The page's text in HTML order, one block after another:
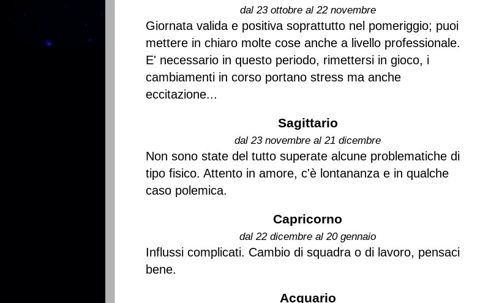
dal 23 ottobre al 22 novembre
Giornata valida e positiva soprattutto nel pomeriggio; puoi
mettere in chiaro molte cose anche a livello professionale.
E' necessario in questo periodo, rimettersi in gioco, i
cambiamenti in corso portano stress ma anche
eccitazione...
Sagittario
dal 23 novembre al 21 dicembre
Non sono state del tutto superate alcune problematiche di
tipo fisico. Attento in amore, c'è lontananza e in qualche
caso polemica.
Capricorno
dal 22 dicembre al 20 gennaio
Influssi complicati. Cambio di squadra o di lavoro, pensaci
bene.
Acquario